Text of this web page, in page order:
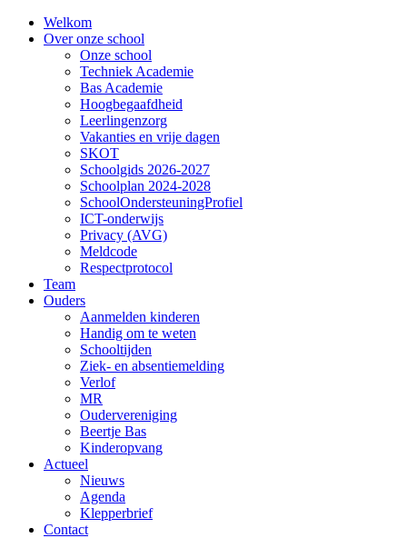
Welkom
Over onze school
Onze school
Techniek Academie
Bas Academie
Hoogbegaafdheid
Leerlingenzorg
Vakanties en vrije dagen
SKOT
Schoolgids 2026-2027
Schoolplan 2024-2028
SchoolOndersteuningProfiel
ICT-onderwijs
Privacy (AVG)
Meldcode
Respectprotocol
Team
Ouders
Aanmelden kinderen
Handig om te weten
Schooltijden
Ziek- en absentiemelding
Verlof
MR
Oudervereniging
Beertje Bas
Kinderopvang
Actueel
Nieuws
Agenda
Klepperbrief
Contact